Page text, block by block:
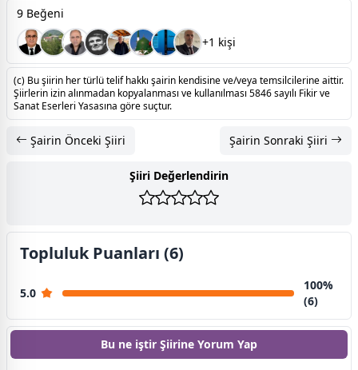
9 Beğeni
+1 kişi
(c) Bu şiirin her türlü telif hakkı şairin kendisine ve/veya temsilcilerine aittir.
Şiirlerin izin alınmadan kopyalanması ve kullanılması 5846 sayılı Fikir ve
Sanat Eserleri Yasasına göre suçtur.
Şairin Önceki Şiiri Şairin Sonraki Şiiri
Şiiri Değerlendirin
Topluluk Puanları (6)
5.0
100%
(6)
Bu ne iştir Şiirine Yorum Yap